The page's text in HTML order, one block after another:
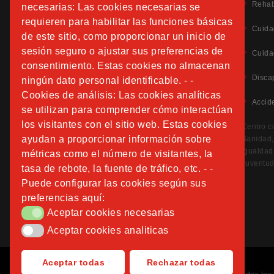
necesarias: Las cookies necesarias se
requieren para habilitar las funciones básicas
de este sitio, como proporcionar un inicio de
sesión seguro o ajustar sus preferencias de
consentimiento. Estas cookies no almacenan
ningún dato personal identificable. - -
Cookies de análisis: Las cookies analíticas
se utilizan para comprender cómo interactúan
los visitantes con el sitio web. Estas cookies
ayudan a proporcionar información sobre
métricas como el número de visitantes, la
tasa de rebote, la fuente de tráfico, etc. - -
Puede configurar las cookies según sus
preferencias aquí:
Aceptar cookies necesarias
Aceptar cookies necesarias
Aceptar cookies analiticas
Aceptar cookies analiticas
Aceptar todas Rechazar todas
Aviso Legal
Política de Privacidad
Política de Cookies
Información Adicional Protección de Datos
CANAL DE DENUNCIAS
Centro